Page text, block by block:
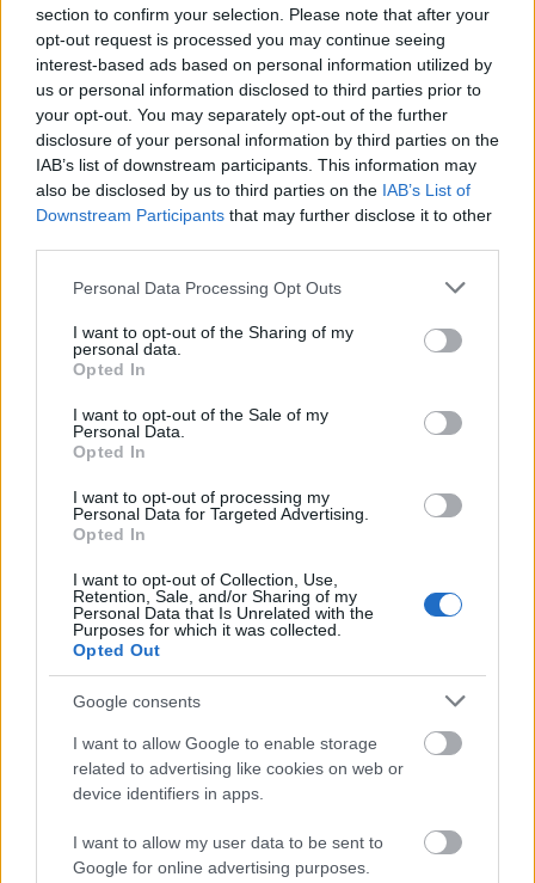
section to confirm your selection. Please note that after your
opt-out request is processed you may continue seeing
interest-based ads based on personal information utilized by
us or personal information disclosed to third parties prior to
your opt-out. You may separately opt-out of the further
disclosure of your personal information by third parties on the
IAB’s list of downstream participants. This information may
also be disclosed by us to third parties on the IAB’s List of
Downstream Participants that may further disclose it to other
Please note that this website/app uses one or more Google
not limited to your visit or usage behaviour. You may click to
grant or deny consent to Google and its third-party tags to
use your data for below specified purposes in below Google
consent section.
Personal Data Processing Opt Outs
I want to opt-out of the Sharing of my
personal data.
Opted In
I want to opt-out of the Sale of my
Personal Data.
Opted In
I want to opt-out of processing my
Personal Data for Targeted Advertising.
Opted In
I want to opt-out of Collection, Use,
Retention, Sale, and/or Sharing of my
Personal Data that Is Unrelated with the
Purposes for which it was collected.
Opted Out
Google consents
I want to allow Google to enable storage
related to advertising like cookies on web or
device identifiers in apps.
I want to allow my user data to be sent to
Google for online advertising purposes.
Δείτε την εμφάνιση της
Τζέιν Φόντα:
Jane Fonda/Getty Images
Η μόδα αλλάζει — και το JennyGr
είναι πάντα μπροστά. Ακολούθησέ